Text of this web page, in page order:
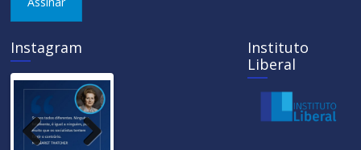
Instagram
Instituto
Liberal